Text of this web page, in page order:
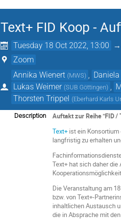
Text+ FID Koop -
Tuesday 18 Oct 2022, 13:00
Zoom
Annika Wienert (MWS)
Lukas Weimer (SUB Göttingen)
Thorsten Trippel (Eberhard Karls
Description
Auftakt zur Reihe "FID /
Text+ ist ein
langfristig zu erhalten
Text+ hat sich daher
Die Veranstaltung am
bzw. von Text+-
inhaltlichen Austausch
die in Absprache mit